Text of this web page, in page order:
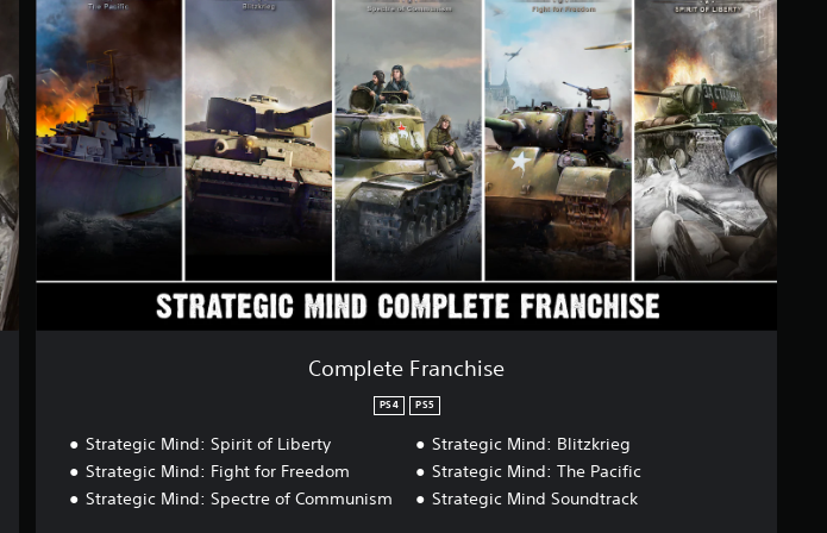
l
e
t
e
F
r
a
e
Complete Franchise
PS4 PS5
Strategic Mind: Spirit of Liberty
Strategic Mind: Fight for Freedom
Strategic Mind: Spectre of Communism
Strategic Mind: Blitzkrieg
Strategic Mind: The Pacific
Strategic Mind Soundtrack